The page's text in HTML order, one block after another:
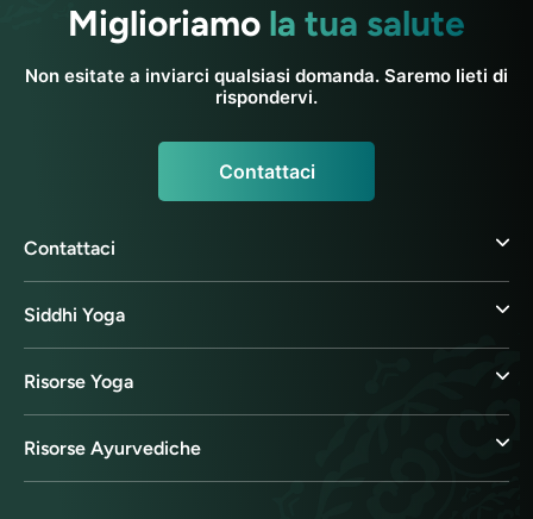
Miglioriamo la tua salute
Non esitate a inviarci qualsiasi domanda. Saremo lieti di
rispondervi.
Contattaci
Contattaci
Siddhi Yoga
Risorse Yoga
Risorse Ayurvediche